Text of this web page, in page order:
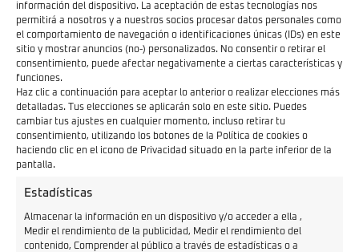
información del dispositivo. La aceptación de estas tecnologías nos
permitirá a nosotros y a nuestros socios procesar datos personales como
el comportamiento de navegación o identificaciones únicas (IDs) en este
sitio y mostrar anuncios (no-) personalizados. No consentir o retirar el
consentimiento, puede afectar negativamente a ciertas características y
funciones.
Haz clic a continuación para aceptar lo anterior o realizar elecciones más
detalladas. Tus elecciones se aplicarán solo en este sitio. Puedes
cambiar tus ajustes en cualquier momento, incluso retirar tu
consentimiento, utilizando los botones de la Política de cookies o
haciendo clic en el icono de Privacidad situado en la parte inferior de la
pantalla.
Estadísticas
Almacenar la información en un dispositivo y/o acceder a ella ,
Medir el rendimiento de la publicidad, Medir el rendimiento del
contenido, Comprender al público a través de estadísticas o a
delantera y un doble amortiguador trasero. Uno de los
puntos más llamativos de este modelo es que equipa
frenos de tambor mecánicos tanto delante como
detrás, algo que no deja de ser una configuración poco
habitual. El neumático delantero 70/90 y el trasero
80/90 equipan llantas de 17 pulgadas.
Si bien el diseño del Motron Cubertino es su punto
fuerte, además de su ligereza,
mismo del equipamiento
una apuesta con cierto aire minimalista en busca de un
precio muy atractivo y no cuenta con algunos